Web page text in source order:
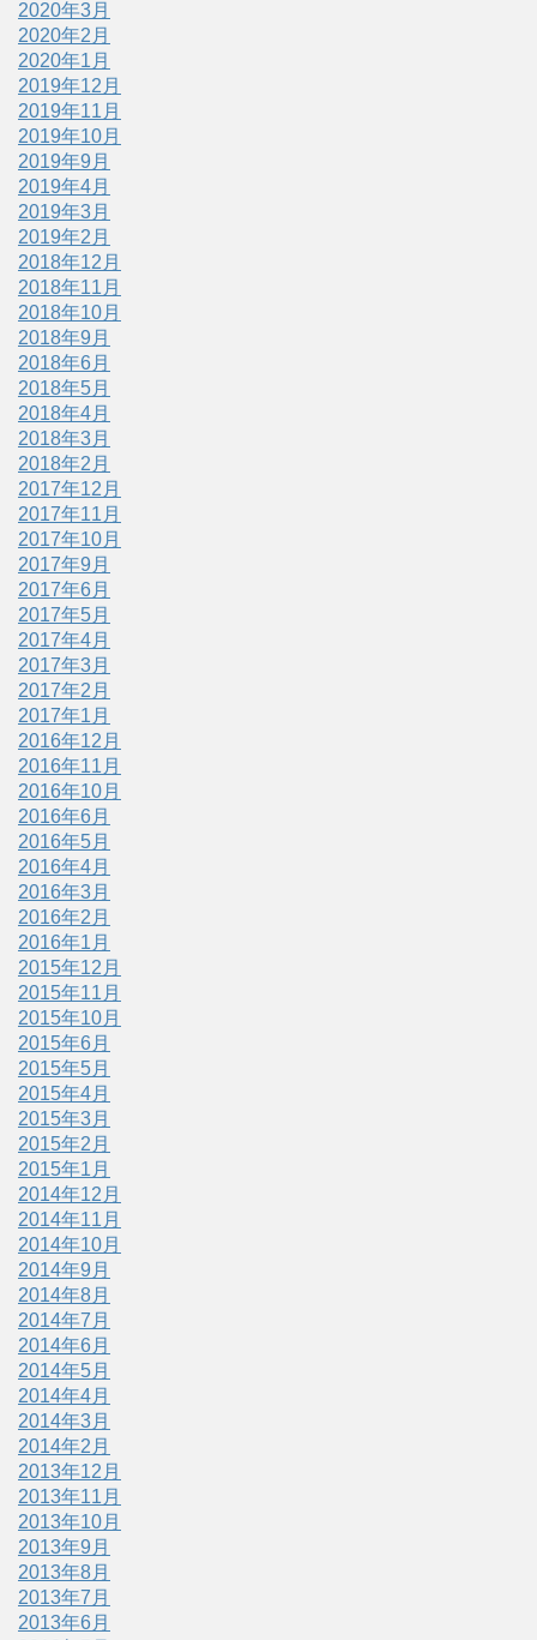
2020年3月
2020年2月
2020年1月
2019年12月
2019年11月
2019年10月
2019年9月
2019年4月
2019年3月
2019年2月
2018年12月
2018年11月
2018年10月
2018年9月
2018年6月
2018年5月
2018年4月
2018年3月
2018年2月
2017年12月
2017年11月
2017年10月
2017年9月
2017年6月
2017年5月
2017年4月
2017年3月
2017年2月
2017年1月
2016年12月
2016年11月
2016年10月
2016年6月
2016年5月
2016年4月
2016年3月
2016年2月
2016年1月
2015年12月
2015年11月
2015年10月
2015年6月
2015年5月
2015年4月
2015年3月
2015年2月
2015年1月
2014年12月
2014年11月
2014年10月
2014年9月
2014年8月
2014年7月
2014年6月
2014年5月
2014年4月
2014年3月
2014年2月
2013年12月
2013年11月
2013年10月
2013年9月
2013年8月
2013年7月
2013年6月